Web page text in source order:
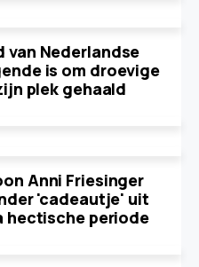
van Nederlandse
is om droevige
plek gehaald
Anni Friesinger
'cadeautje' uit
hectische periode